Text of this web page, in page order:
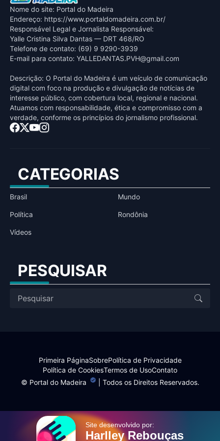
Nome do site: Portal do Madeira
Endereço: https://www.portaldomadeira.com.br/
Responsável Legal e Jornalista Responsável:
Yalle Cristina Silva Dantas — DRT 468/RO
Telefone de contato: (69) 9 9290-3939
E-mail para contato: YALLEDANTAS.PVH@gmail.com
Descrição: O Portal do Madeira é um veículo de comunicação
digital com foco na produção e divulgação de notícias de
interesse público, com cobertura local, regional e nacional.
Atuamos com responsabilidade, ética e compromisso com a
verdade, conforme os princípios do jornalismo profissional.
CATEGORIAS
Brasil Mundo
Política Rondônia
Vídeos
PESQUISAR
© Portal do Madeira | Todos os Direitos Reservados.
Primeira PáginaSobrePolítica de Privacidade
Política de CookiesTermos de UsoContato
Site desenvolvido por:
Harlley Rebouças